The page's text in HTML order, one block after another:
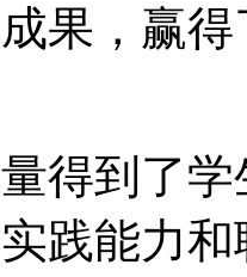
果，赢
得到了
践能力